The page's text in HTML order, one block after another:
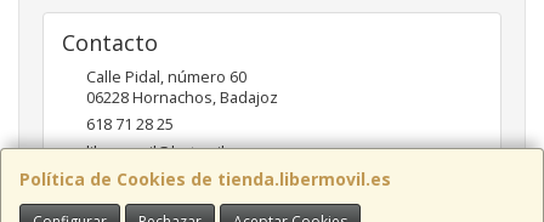
Política de Cookies de tienda.libermovil.es
Contacto
Calle Pidal, número 60
06228Hornachos,Badajoz
618 71 28 25
libermovil@hotmail.com